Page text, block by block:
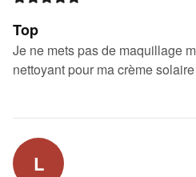
Top
Je ne mets pas de maquillage
nettoyant pour ma crème
L